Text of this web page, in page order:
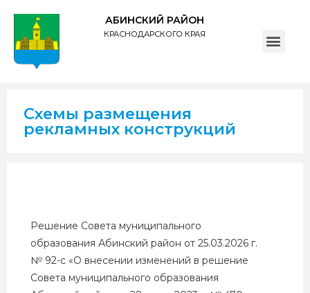
АБИНСКИЙ РАЙОН
КРАСНОДАРСКОГО КРАЯ
Схемы размещения
рекламных конструкций
Решение Совета муниципального
образования Абинский район от 25.03.2026 г.
№ 92-с «О внесении изменений в решение
Совета муниципального образования